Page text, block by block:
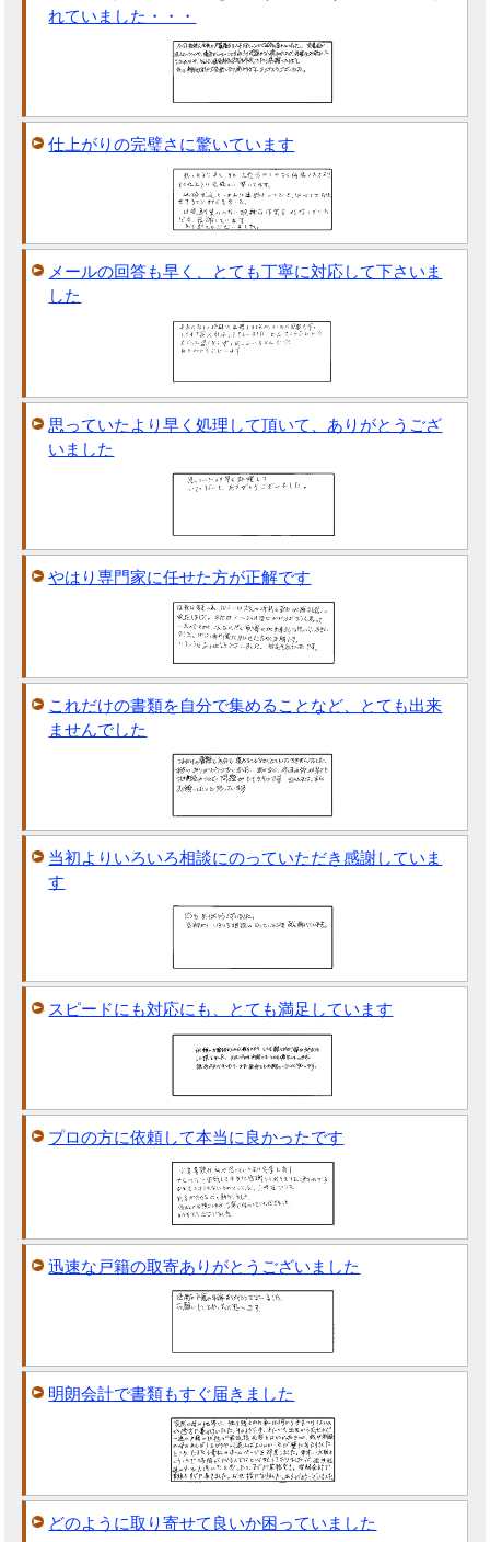
れていました・・・
仕上がりの完璧さに驚いています
メールの回答も早く、とても丁寧に対応して下さいま
した
思っていたより早く処理して頂いて、ありがとうござ
いました
やはり専門家に任せた方が正解です
これだけの書類を自分で集めることなど、とても出来
ませんでした
当初よりいろいろ相談にのっていただき感謝していま
す
スピードにも対応にも、とても満足しています
プロの方に依頼して本当に良かったです
迅速な戸籍の取寄ありがとうございました
明朗会計で書類もすぐ届きました
どのように取り寄せて良いか困っていました